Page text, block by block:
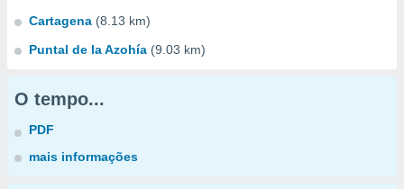
Cartagena (8.13 km)
Puntal de la Azohía (9.03 km)
O tempo...
PDF
mais informações